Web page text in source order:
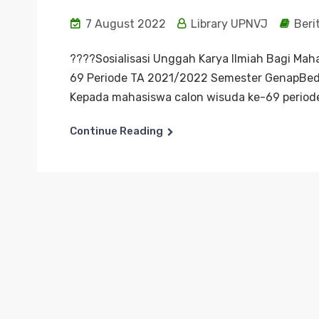
7 August 2022 Library UPNVJ
????Sosialisasi Unggah Karya Ilmiah Bagi
69 Periode TA 2021/2022 Semester
Kepada mahasiswa calon wisuda ke-69
Continue Reading